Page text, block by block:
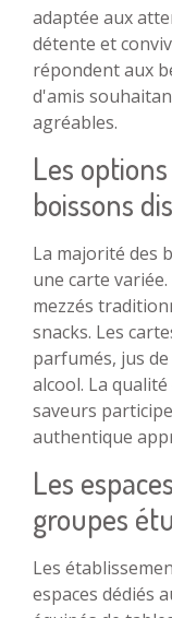
adaptée aux
détente et
répondent aux
d'amis
agréables.
Les
boissons
La majorité des
une carte
mezzés
snacks. Les
parfumés, jus
alcool. La
saveurs
authentique
Les
groupes
Les
espaces dédiés